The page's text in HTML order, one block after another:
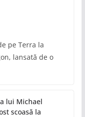
pe Terra la
lansată de o
lui Michael
scoasă la